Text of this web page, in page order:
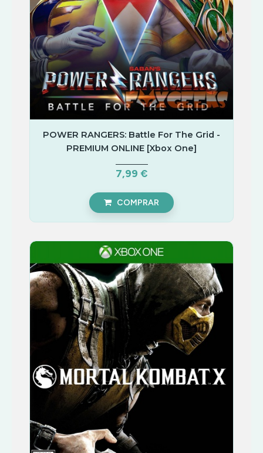
POWER RANGERS: Battle For The Grid -
PREMIUM ONLINE [Xbox One]
7,99 €
COMPRAR